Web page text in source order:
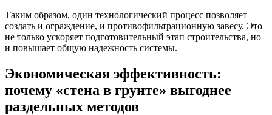
Таким образом, один технологический процесс позволяет
создать и ограждение, и противофильтрационную завесу. Это
не только ускоряет подготовительный этап строительства, но
и повышает общую надежность системы.
Экономическая эффективность:
почему «стена в грунте» выгоднее
раздельных методов